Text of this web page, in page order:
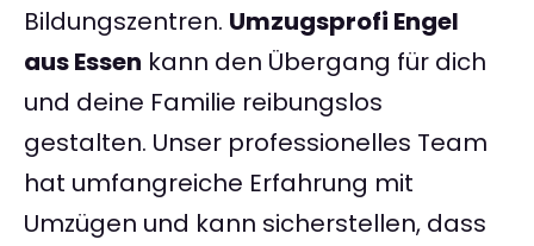
Bildungszentren. Umzugsprofi Engel
aus Essen kann den Übergang für dich
und deine Familie reibungslos
gestalten. Unser professionelles Team
hat umfangreiche Erfahrung mit
Umzügen und kann sicherstellen, dass